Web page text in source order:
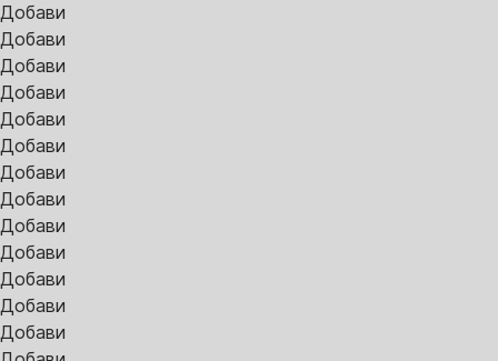
Добави
Добави
Добави
Добави
Добави
Добави
Добави
Добави
Добави
Добави
Добави
Добави
Добави